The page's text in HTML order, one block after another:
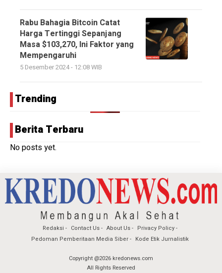
Rabu Bahagia Bitcoin Catat
Harga Tertinggi Sepanjang
Masa $103,270, Ini Faktor yang
Mempengaruhi
5 Desember 2024 - 12:08 WIB
Trending
Berita Terbaru
No posts yet.
Redaksi Contact Us About Us
Privacy Policy
Pedoman Pemberitaan Media Siber
Kode Etik Jurnalistik
Copyright @2026 kredonews.com
All Rights Reserved